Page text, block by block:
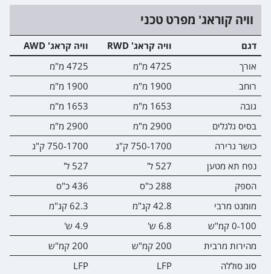
וויה קוראג' מפרט טכני
דגם וויה קראג' RWD
וויה קראג' AWD
אורך
4725 מ"מ
4725 מ"מ
רוחב
1900 מ"מ
1900 מ"מ
גובה
1653 מ"מ
1653 מ"מ
בסיס גלגלים
2900 מ"מ
2900 מ"מ
כושר גרירה
750-1700 ק"ג
750-1700 ק"ג
נפח תא מטען
527 ל'
527 ל'
הספק
288 כ"ס
436 כ"ס
מומנט מרבי
42.8 קג"מ
62.3 קג"מ
0-100 קמ"ש
6.8 ש'
4.9 ש'
מהירות מרבית
200 קמ"ש
200 קמ"ש
סוג סוללה
LFP
LFP